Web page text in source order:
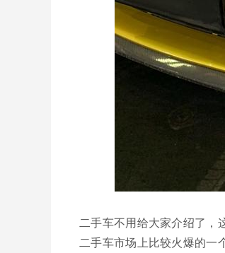
二手车不用给大家介绍了，
二手车市场上比较火爆的一